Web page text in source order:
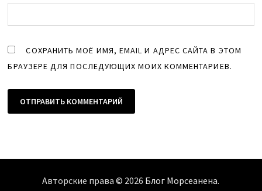
СОХРАНИТЬ МОЁ ИМЯ, EMAIL И АДРЕС САЙТА В ЭТОМ
БРАУЗЕРЕ ДЛЯ ПОСЛЕДУЮЩИХ МОИХ КОММЕНТАРИЕВ.
Авторские права © 2026 Блог Морсеанена.